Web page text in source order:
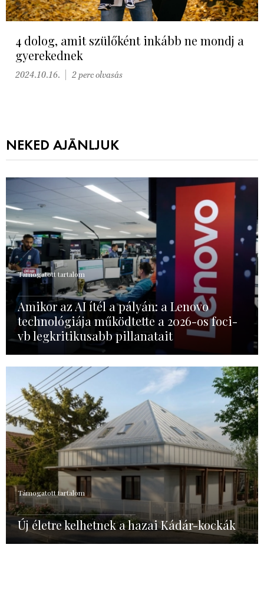
4 dolog, amit szülőként inkább ne mondj a
gyerekednek
2024.10.16. 2 perc olvasás
NEKED AJÁNLJUK
Támogatott tartalom
Amikor az AI ítél a pályán: a Lenovo
technológiája működtette a 2026-os foci-
vb legkritikusabb pillanatait
Támogatott tartalom
Új életre kelhetnek a hazai Kádár-kockák